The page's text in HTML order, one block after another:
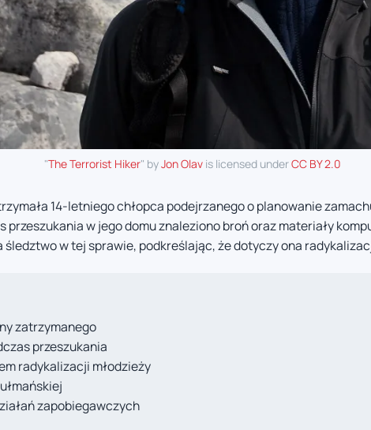
"The Terrorist Hiker" byJon Olav is licensed underCC BY 2.0
14-letniego chłopca podejrzanego o planowanie
przeszukania w jego domu znaleziono broń oraz materiały
śledztwo w tej sprawie, podkreślając, że dotyczy ona
zatrzymanego
przeszukania
radykalizacji młodzieży
zapobiegawczych